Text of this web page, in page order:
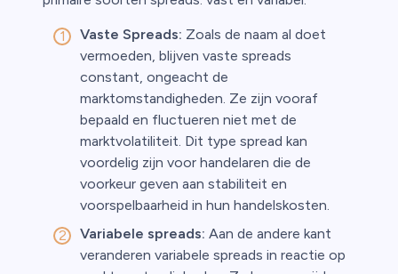
Vaste Spreads: Zoals de naam al doet
vermoeden, blijven vaste spreads
constant, ongeacht de
marktomstandigheden. Ze zijn vooraf
bepaald en fluctueren niet met de
marktvolatiliteit. Dit type spread kan
voordelig zijn voor handelaren die de
voorkeur geven aan stabiliteit en
voorspelbaarheid in hun handelskosten.
Variabele spreads: Aan de andere kant
veranderen variabele spreads in reactie op